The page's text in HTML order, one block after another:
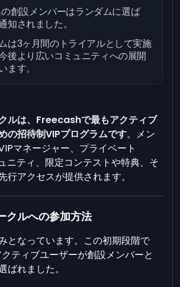
創設メンバーはランダムに選ば
知されました。
は3ヶ月間のトライアルとして実施
後より広いコミュニティへの展開
ます。
ルは、Freecashで最もアクティブ
の招待制VIPプログラムです。メン
マネージャー、プライベート
ティ、限定コンテストや特典、そ
行アクセスが提供されます。
クルへの参加方法
となっています。この初期段階で
ティブユーザーが創設メンバーと
ばれました。